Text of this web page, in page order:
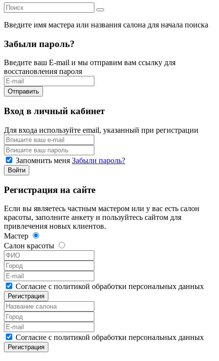
Введите имя мастера или названия салона для начала поиска
Забыли пароль?
Введите ваш E-mail и мы отправим вам ссылку для
восстановления пароля
Отправить
Вход в личный кабинет
Для входа используйте email, указанный при регистрации
Запомнить меня Забыли пароль?
Войти
Регистрация на сайте
Если вы являетесь частным мастером или у вас есть салон
красоты, заполните анкету и пользуйтесь сайтом для
привлечения новых клиентов.
Мастер
Салон красоты
Согласие с политикой обработки персональных данных
Регистрация
Согласие с политикой обработки персональных данных
Регистрация